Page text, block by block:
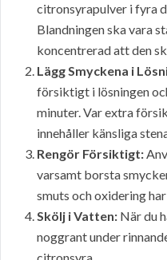
citronsyrapulver i fyra
Blandningen ska vara
koncentrerad att den
Lägg Smyckena i
försiktigt i lösningen
minuter. Var extra
innehåller känsliga
Rengör Försiktigt:
varsamt borsta
smuts och oxidering
Skölj i Vatten: När du
noggrant under